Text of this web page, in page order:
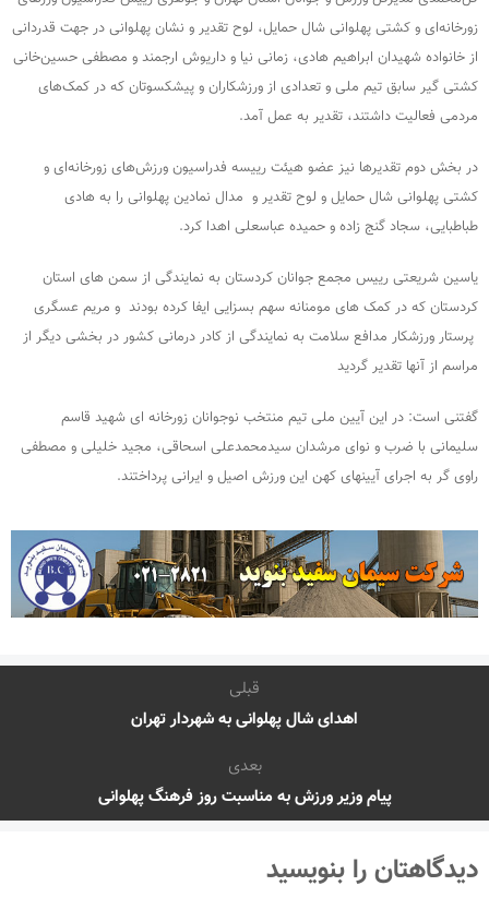
زورخانه‌ای و کشتی پهلوانی شال حمایل، لوح تقدیر و نشان پهلوانی در جهت قدردانی
از خانواده شهیدان ابراهیم هادی، زمانی نیا و داریوش ارجمند و مصطفی حسین‌خانی
کشتی گیر سابق تیم ملی و تعدادی از ورزشکاران و پیشکسوتان که در کمک‌های
مردمی فعالیت داشتند، تقدیر به عمل آمد.
در بخش دوم تقدیرها نیز عضو هیئت رییسه فدراسیون ورزش‌های زورخانه‌ای و
کشتی پهلوانی شال حمایل و لوح تقدیر و مدال نمادین پهلوانی را به هادی
طباطبایی، سجاد گنج زاده و حمیده عباسعلی اهدا کرد.
یاسین شریعتی رییس مجمع جوانان کردستان به نمایندگی از سمن های استان
کردستان که در کمک های مومنانه سهم بسزایی ایفا کرده بودند و مریم عسگری
پرستار ورزشکار مدافع سلامت به نمایندگی از کادر درمانی کشور در بخشی دیگر از
مراسم از آنها تقدیر گردید
گفتنی است: در این آیین ملی تیم منتخب نوجوانان زورخانه ای شهید قاسم
سلیمانی با ضرب و نوای مرشدان سیدمحمدعلی اسحاقی، مجید خلیلی و مصطفی
راوی گر به اجرای آیینهای کهن این ورزش اصیل و ایرانی پرداختند.
قبلی
اهدای شال پهلوانی به شهردار تهران
بعدی
پیام وزیر ورزش به مناسبت روز فرهنگ پهلوانی
دیدگاهتان را بنویسید